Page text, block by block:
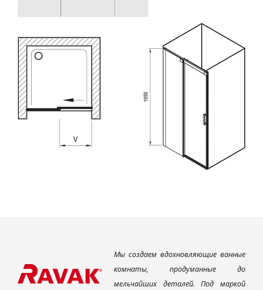
Мы создаем вдохновляющие ванные
комнаты, продуманные до
мельчайших деталей. Под маркой